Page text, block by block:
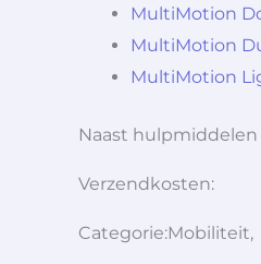
MultiMotion
MultiMotion
MultiMotion
Naast
Verzendkosten:
Categorie:Mobiliteit,